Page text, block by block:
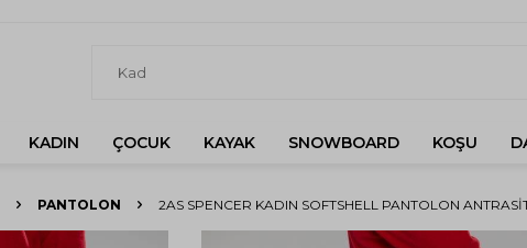
KADIN ÇOCUK KAYAK SNOWBOARD KOŞU
PANTOLON 2AS SPENCER KADIN SOFTSHELL PANTOLON